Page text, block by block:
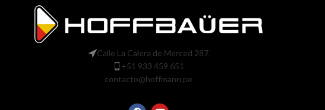
Calle La Calera de Merced 287
+51 933 459 651
contacto@hoffmann.pe